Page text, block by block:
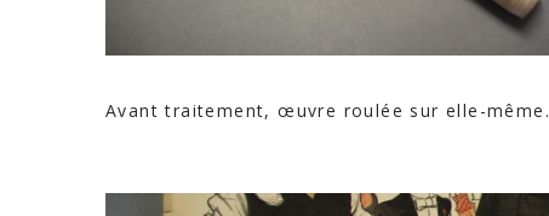
Avant traitement, œuvre roulée sur elle-même.